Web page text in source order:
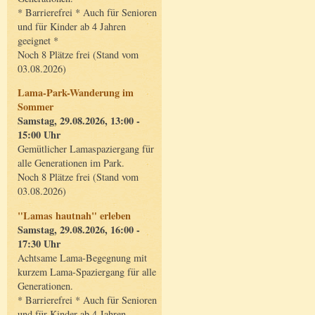
* Barrierefrei * Auch für Senioren
und für Kinder ab 4 Jahren
geeignet *
Noch 8 Plätze frei (Stand vom
03.08.2026)
Lama-Park-Wanderung im
Sommer
Samstag, 29.08.2026, 13:00 -
15:00 Uhr
Gemütlicher Lamaspaziergang für
alle Generationen im Park.
Noch 8 Plätze frei (Stand vom
03.08.2026)
"Lamas hautnah" erleben
Samstag, 29.08.2026, 16:00 -
17:30 Uhr
Achtsame Lama-Begegnung mit
kurzem Lama-Spaziergang für alle
Generationen.
* Barrierefrei * Auch für Senioren